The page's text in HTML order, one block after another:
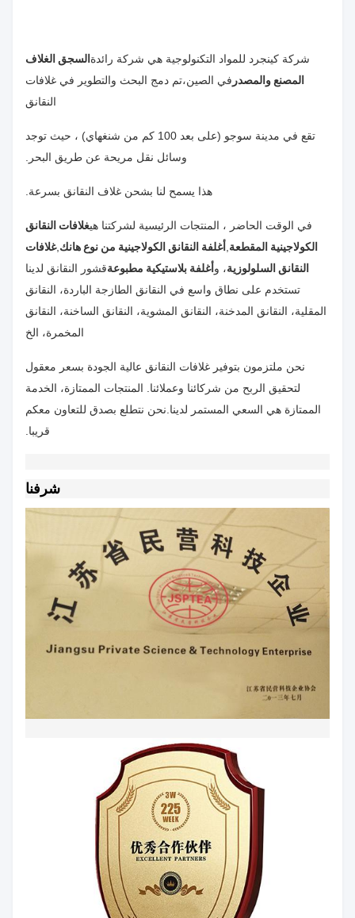
شركة كينجرد للمواد التكنولوجية هي شركة رائدة السجق الغلاف
المصنع والمصدر في الصين،تم دمج البحث والتطوير في غلافات
النقانق
تقع في مدينة سوجو (على بعد 100 كم من شنغهاي) ، حيث توجد
وسائل نقل مريحة عن طريق البحر.
هذا يسمح لنا بشحن غلاف النقانق بسرعة.
في الوقت الحاضر ، المنتجات الرئيسية لشركتنا هيغلافات النقانق
الكولاجينية المقطعة أغلفة النقانق الكولاجينية من نوع هانك ,غلافات
النقانق السلولوزية، و أغلفة بلاستيكية مطبوعةقشور النقانق لدينا
تستخدم على نطاق واسع في النقانق الطازجة الباردة، النقانق
المقلية، النقانق المدخنة، النقانق المشوية، النقانق الساخنة، النقانق
المخمرة، الخ
نحن ملتزمون بتوفير غلافات النقانق عالية الجودة بسعر معقول
لتحقيق الربح من شركائنا وعملائنا. المنتجات الممتازة، الخدمة
الممتازة هي السعي المستمر لدينا.نحن نتطلع بصدق للتعاون معكم
قريبا.
شرفنا